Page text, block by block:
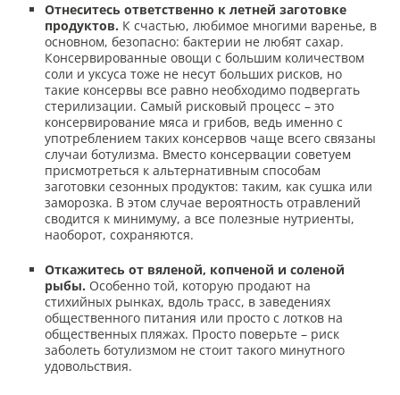
Отнеситесь ответственно к летней заготовке
продуктов. К счастью, любимое многими варенье, в
основном, безопасно: бактерии не любят сахар.
Консервированные овощи с большим количеством
соли и уксуса тоже не несут больших рисков, но
такие консервы все равно необходимо подвергать
стерилизации. Самый рисковый процесс – это
консервирование мяса и грибов, ведь именно с
употреблением таких консервов чаще всего связаны
случаи ботулизма. Вместо консервации советуем
присмотреться к альтернативным способам
заготовки сезонных продуктов: таким, как сушка или
заморозка. В этом случае вероятность отравлений
сводится к минимуму, а все полезные нутриенты,
наоборот, сохраняются.
Откажитесь от вяленой, копченой и соленой
рыбы. Особенно той, которую продают на
стихийных рынках, вдоль трасс, в заведениях
общественного питания или просто с лотков на
общественных пляжах. Просто поверьте – риск
заболеть ботулизмом не стоит такого минутного
удовольствия.